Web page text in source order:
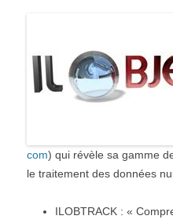
com) qui révèle sa gamme
le traitement des données
ILOBTRACK : «